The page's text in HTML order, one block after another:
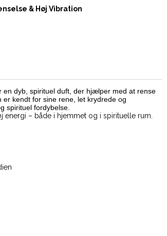
& Høj Vibration
en dyb, spirituel duft, der hjælper med at rense
er kendt for sine rene, let krydrede og
spirituel fordybelse.
energi – både i hjemmet og i spirituelle rum.